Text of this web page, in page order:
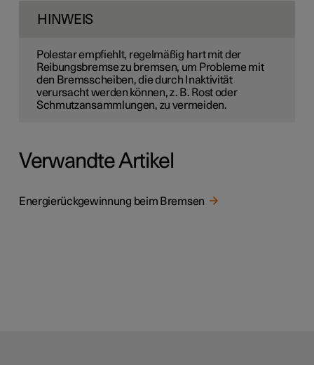
HINWEIS
Polestar empfiehlt, regelmäßig hart mit der
Reibungsbremse zu bremsen, um Probleme mit
den Bremsscheiben, die durch Inaktivität
verursacht werden können, z. B. Rost oder
Schmutzansammlungen, zu vermeiden.
Verwandte Artikel
Energierückgewinnung beim Bremsen